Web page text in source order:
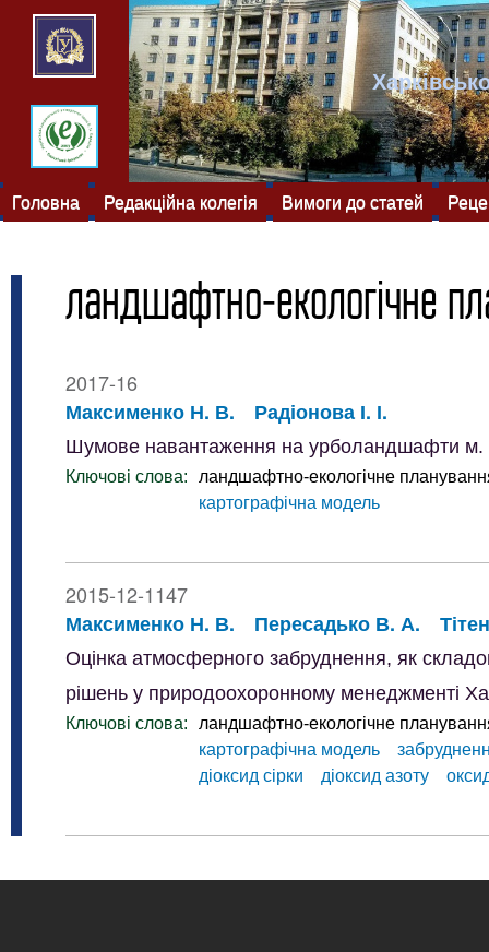
Головна Редакційна колегія Вимоги до статей
ландшафтно-екологічне
2017-16
Максименко Н. В.
Радіонова І. І.
Шумове навантаження на урболандшафти м.
Ключові слова:
ландшафтно-екологічне
картографічна модель
2015-12-1147
Максименко Н. В.
Пересадько В. А.
Оцінка атмосферного забруднення, як
рішень у природоохоронному менеджменті
Ключові слова:
ландшафтно-екологічне
картографічна модель
діоксид сірки
діоксид азоту